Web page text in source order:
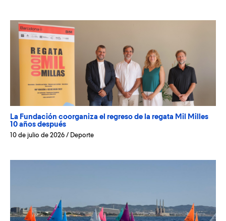
La Fundación coorganiza el regreso de la regata Mil Milles
10 años después
10 de julio de 2026 / Deporte